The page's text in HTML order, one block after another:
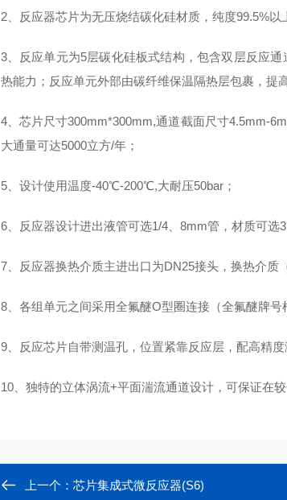
2、反应器芯片为无压烧结碳化硅材质，纯度99.5%
3、反应单元为5层碳化硅板式结构，包含双层反应
热能力；反应单元外部由碳纤维保温隔热层包裹，提
4、芯片尺寸300mm*300mm,通道截面尺寸4.5mm-
大通量可达5000立方/年；
5、设计使用温度-40℃-200℃,大耐压50bar；
6、反应器设计进出液管可选1/4、8mm管，材质可选
7、反应器换热介质主进出口为DN25接头，换热介质
8、各组单元之间采用全氟醚O型圈连接（全氟醚牌
9、反应芯片自带测温孔，位置紧靠反应层，配高精
10、独特的立体涡流+平面湍流通道设计，可保证在
上一个： 芯片集成式微反应器(S6)